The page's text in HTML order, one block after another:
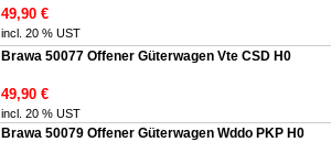
49,90 €
incl. 20 % UST
Brawa 50077 Offener Güterwagen Vte CSD H0
49,90 €
incl. 20 % UST
Brawa 50079 Offener Güterwagen Wddo PKP H0